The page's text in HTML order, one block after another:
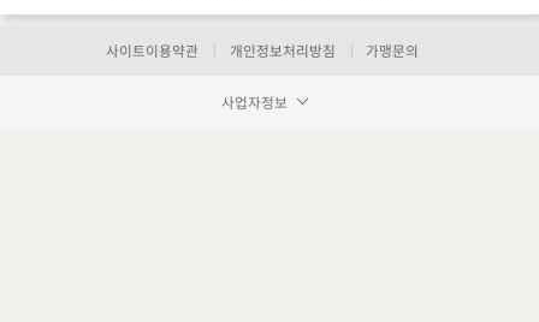
사이트이용약관 개인정보처리방침 가맹문의
사업자정보